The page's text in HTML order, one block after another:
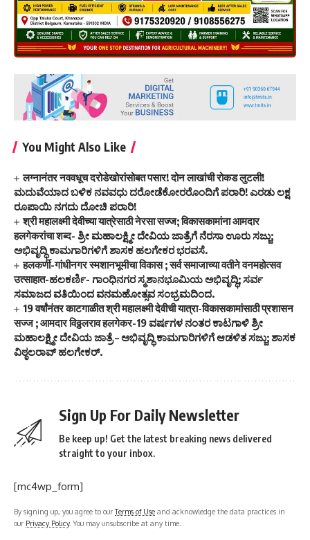
You Might Also Like
लग्नानंतर नववधूच दरोडेखोरांसोबत पसार! दोन लाखांची रोकड लुटली!
ಮದುವೆಯಾದ ಬಳಿಕ ನವವಧು ದರೋಡೆಕೋರರೊಂದಿಗೆ ಪರಾರಿ! ಎರಡು ಲಕ್ಷ
ರೂಪಾಯಿ ನಗದು ದೋಚಿ ಪರಾರಿ!
श्री महालक्ष्मी देवीच्या यात्रेसाठी नेरसा सज्ज; विकासकामांना आमदार
हलगेकरांचा शब्द- ಶ್ರೀ ಮಹಾಲಕ್ಷ್ಮೀ ದೇವಿಯ ಜಾತ್ರೆಗೆ ನೆರಸಾ ಊರು ಸಜ್ಜು;
ಅಭಿವೃದ್ಧಿ ಕಾಮಗಾರಿಗಳಿಗೆ ಶಾಸಕ ಹಲಗೇಕರ ಭರವಸೆ.
हलकर्णी-गांधीनगर स्मशानभूमीचा विकास ; सर्व समाजाच्या वतीने वनमहोत्सव
उत्साहात-ಹಲಕರ್ಣಿ- ಗಾಂಧಿನಗರ ಸ್ಮಶಾನಭೂಮಿಯ ಅಭಿವೃದ್ಧಿ; ಸರ್ವ
ಸಮಾಜದ ವತಿಯಿಂದ ವನಮಹೋತ್ಸವ ಸಂಭ್ರಮದಿಂದ.
19 वर्षांनंतर काटगाळीत श्री महालक्ष्मी देवीची यात्रा-विकासकामांसाठी प्रशासन
सज्ज ; आमदार विठ्ठलराव हलगेकर-19 ವರ್ಷಗಳ ನಂತರ ಕಾಟಗಾಳಿ ಶ್ರೀ
ಮಹಾಲಕ್ಷ್ಮೀ ದೇವಿಯ ಜಾತ್ರೆ – ಅಭಿವೃದ್ಧಿ ಕಾಮಗಾರಿಗಳಿಗೆ ಆಡಳಿತ ಸಜ್ಜು; ಶಾಸಕ
ವಿಠ್ಠಲರಾವ್ ಹಲಗೇಕರ್.
Sign Up For Daily Newsletter
Be keep up! Get the latest breaking news delivered
straight to your inbox.
[mc4wp_form]
By signing up, you agree to ourTerms of Use and acknowledge the data practices in
our Privacy Policy. You may unsubscribe at any time.